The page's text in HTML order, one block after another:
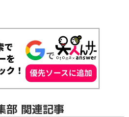
部 関連記事